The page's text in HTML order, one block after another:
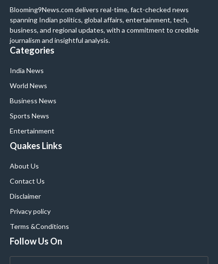
Blooming9News.com delivers real-time, fact-checked news
spanning Indian politics, global affairs, entertainment, tech,
business, and regional updates, with a commitment to credible
journalism and insightful analysis.
Categories
India News
World News
Business News
Sports News
Entertainment
Quakes Links
About Us
Contact Us
Disclaimer
Privacy policy
Terms &Conditions
Follow Us On